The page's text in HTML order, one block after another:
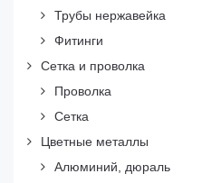
Трубы нержавейка
Фитинги
Сетка и проволка
Проволка
Сетка
Цветные металлы
Алюминий, дюраль